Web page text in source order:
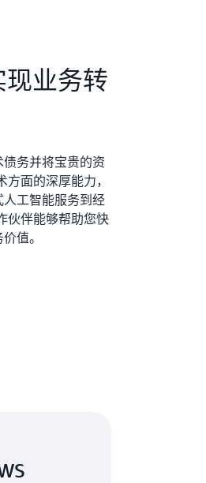
现业务转
务并将宝贵的资
面的深厚能力，
工智能服务到经
伙伴能够帮助您快
值。